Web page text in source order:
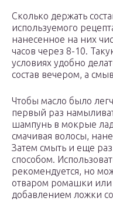
Сколько держать
используемого
нанесенное на них
часов через 8-10.
условиях удобно
состав вечером, а
Чтобы масло было
первый раз
шампунь в мокрые
смачивая волосы,
Затем смыть и еще
способом.
рекомендуется, но
отваром ромашки
добавлением ложки